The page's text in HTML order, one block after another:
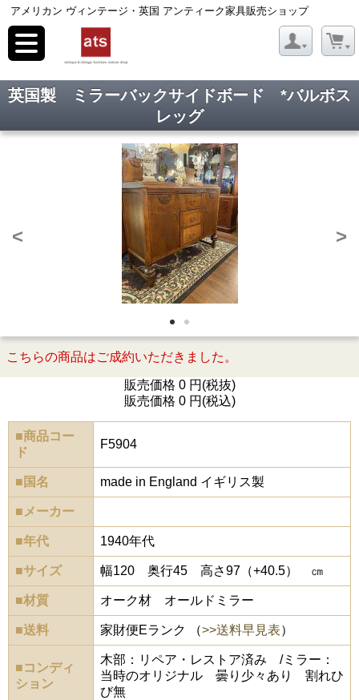
アメリカン ヴィンテージ・英国 アンティーク家具販売ショップ
toggle
navigation
英国製 ミラーバックサイドボード *バルボス
レッグ
< >
こちらの商品はご成約いただきました。
販売価格 0 円(税抜)
販売価格 0 円(税込)
■商品コー
ド
F5904
■国名 made in England イギリス製
■メーカー
■年代 1940年代
■サイズ 幅120 奥行45 高さ97（+40.5） ㎝
■材質 オーク材 オールドミラー
■送料 家財便Eランク （>>送料早見表）
■コンディ
ション
木部：リペア・レストア済み /ミラー：
当時のオリジナル 曇り少々あり 割れひ
び無